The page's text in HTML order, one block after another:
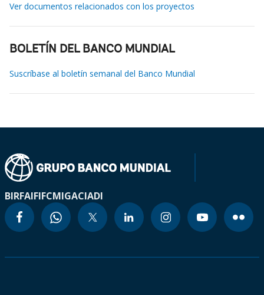
Ver documentos relacionados con los proyectos
BOLETÍN DEL BANCO MUNDIAL
Suscríbase al boletín semanal del Banco Mundial
BIRFAIFIFCMIGACIADI